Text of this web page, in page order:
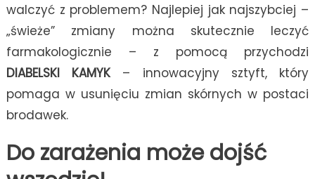
walczyć z problemem? Najlepiej jak najszybciej –
„świeże” zmiany można skutecznie leczyć
farmakologicznie – z pomocą przychodzi
DIABELSKI KAMYK– innowacyjny sztyft, który
pomaga w usunięciu zmian skórnych w postaci
brodawek.
Do zarażenia może dojść